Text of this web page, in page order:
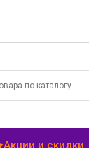
Акции и скидки